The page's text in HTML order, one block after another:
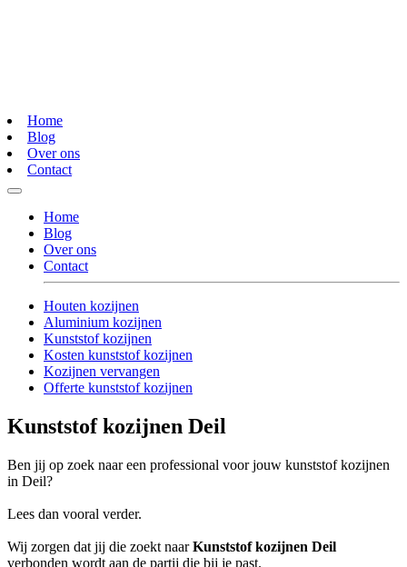
Home
Blog
Over ons
Contact
Home
Blog
Over ons
Contact
Houten kozijnen
Aluminium kozijnen
Kunststof kozijnen
Kosten kunststof kozijnen
Kozijnen vervangen
Offerte kunststof kozijnen
Kunststof kozijnen Deil
Ben jij op zoek naar een professional voor jouw kunststof kozijnen
in Deil?
Lees dan vooral verder.
Wij zorgen dat jij die zoekt naarKunststof kozijnen Deil
verbonden wordt aan de partij die bij je past.